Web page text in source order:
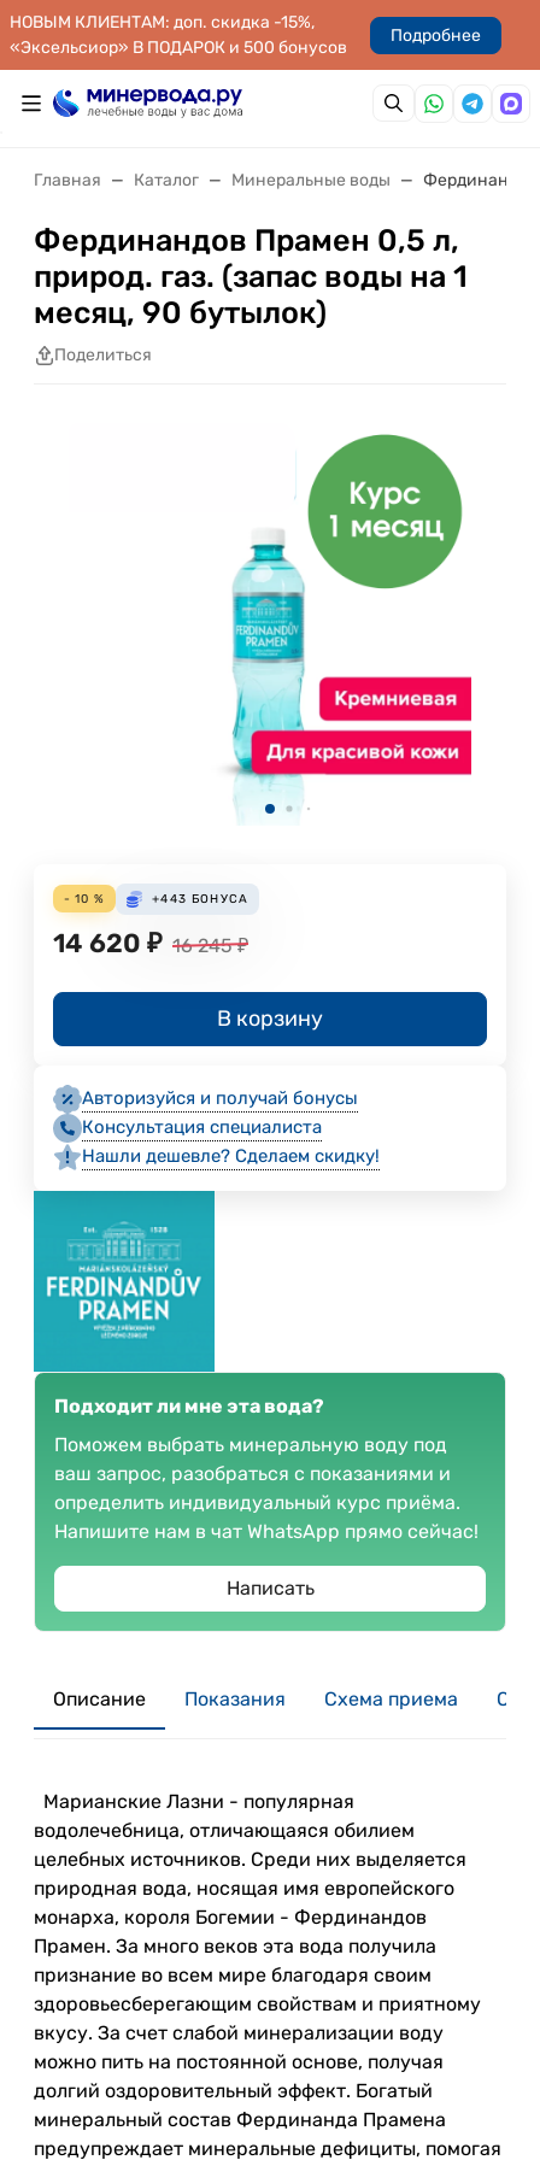
НОВЫМ КЛИЕНТАМ: доп. скидка -15%,
«Эксельсиор» В ПОДАРОК и 500 бонусов
Подробнее
Главная Каталог Минеральные воды Фердинандов
Фердинандов Прамен 0,5 л,
природ. газ. (запас воды на 1
месяц, 90 бутылок)
Поделиться
- 10 % +443 БОНУСА
14 620 ₽ 16 245 ₽
В корзину
Авторизуйся и получай бонусы
Консультация специалиста
Нашли дешевле? Сделаем скидку!
Подходит ли мне эта вода?
Поможем выбрать минеральную воду под
ваш запрос, разобраться с показаниями и
определить индивидуальный курс приёма.
Напишите нам в чат WhatsApp прямо сейчас!
Написать
Описание Показания Схема приема
Марианские Лазни - популярная
водолечебница, отличающаяся обилием
целебных источников. Среди них выделяется
природная вода, носящая имя европейского
монарха, короля Богемии - Фердинандов
Прамен. За много веков эта вода получила
признание во всем мире благодаря своим
здоровьесберегающим свойствам и приятному
вкусу. За счет слабой минерализации воду
можно пить на постоянной основе, получая
долгий оздоровительный эффект. Богатый
минеральный состав Фердинанда Прамена
предупреждает минеральные дефициты, помогая